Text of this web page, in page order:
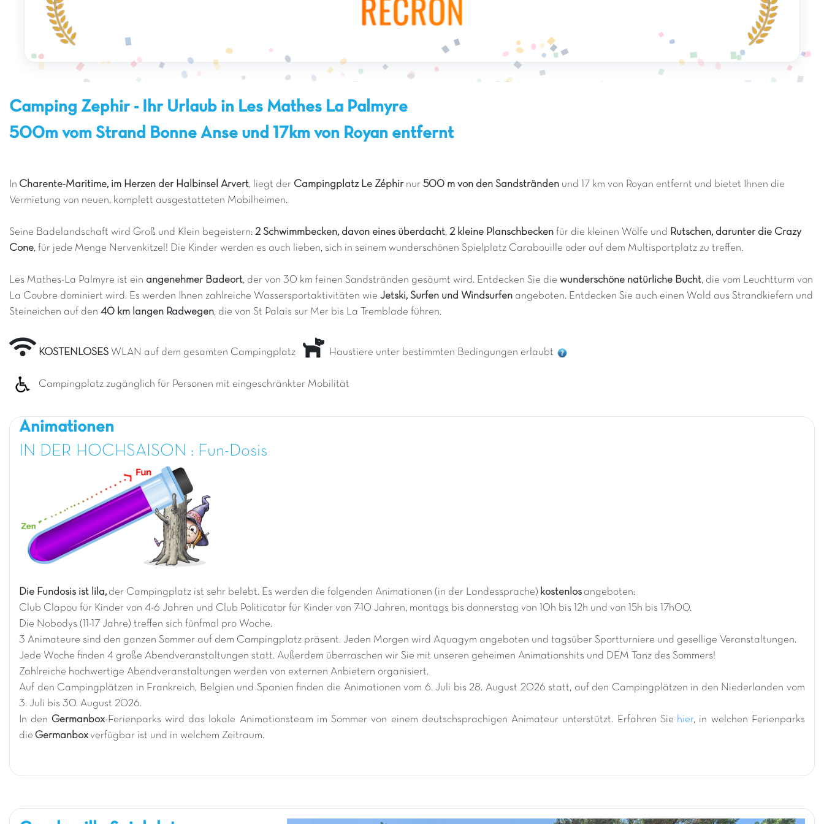
Camping Zephir - Ihr Urlaub in Les Mathes La Palmyre
500m vom Strand Bonne Anse und 17km von Royan entfernt
In Charente-Maritime, im Herzen der Halbinsel Arvert, liegt der Campingplatz Le Zéphir nur 500 m von den Sandstränden und 17 km von Royan entfernt und bietet Ihnen die
Vermietung von neuen, komplett ausgestatteten Mobilheimen.
Seine Badelandschaft wird Groß und Klein begeistern: 2 Schwimmbecken, davon eines überdacht, 2 kleine Planschbecken für die kleinen Wölfe und Rutschen, darunter die Crazy
Cone, für jede Menge Nervenkitzel! Die Kinder werden es auch lieben, sich in seinem wunderschönen Spielplatz Carabouille oder auf dem Multisportplatz zu treffen.
Les Mathes-La Palmyre ist ein angenehmer Badeort, der von 30 km feinen Sandstränden gesäumt wird. Entdecken Sie die wunderschöne natürliche Bucht, die vom Leuchtturm von
La Coubre dominiert wird. Es werden Ihnen zahlreiche Wassersportaktivitäten wie Jetski, Surfen und Windsurfen angeboten. Entdecken Sie auch einen Wald aus Strandkiefern und
Steineichen auf den 40 km langen Radwegen, die von St Palais sur Mer bis La Tremblade führen.
KOSTENLOSES WLAN auf dem gesamten Campingplatz Haustiere unter bestimmten Bedingungen erlaubt
Campingplatz zugänglich für Personen mit eingeschränkter Mobilität
Animationen
IN DER HOCHSAISON : Fun-Dosis
Die Fundosis ist lila, der Campingplatz ist sehr belebt. Es werden die folgenden Animationen (in der Landessprache) kostenlos angeboten:
Club Clapou für Kinder von 4-6 Jahren und Club Politicator für Kinder von 7-10 Jahren, montags bis donnerstag von 10h bis 12h und von 15h bis 17h00.
Die Nobodys (11-17 Jahre) treffen sich fünfmal pro Woche.
3 Animateure sind den ganzen Sommer auf dem Campingplatz präsent. Jeden Morgen wird Aquagym angeboten und tagsüber Sportturniere und gesellige Veranstaltungen.
Jede Woche finden 4 große Abendveranstaltungen statt. Außerdem überraschen wir Sie mit unseren geheimen Animationshits und DEM Tanz des Sommers!
Zahlreiche hochwertige Abendveranstaltungen werden von externen Anbietern organisiert.
Auf den Campingplätzen in Frankreich, Belgien und Spanien finden die Animationen vom 6. Juli bis 28. August 2026 statt, auf den Campingplätzen in den Niederlanden vom
3. Juli bis 30. August 2026.
In den Germanbox-Ferienparks wird das lokale Animationsteam im Sommer von einem deutschsprachigen Animateur unterstützt. Erfahren Sie hier, in welchen Ferienparks
die Germanboxverfügbar ist und in welchem Zeitraum.